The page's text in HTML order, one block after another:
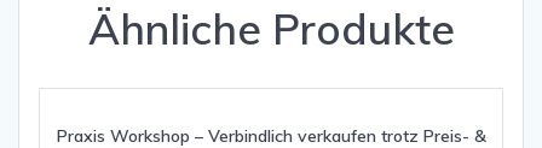
Ähnliche Produkte
Praxis Workshop – Verbindlich verkaufen trotz Preis- &